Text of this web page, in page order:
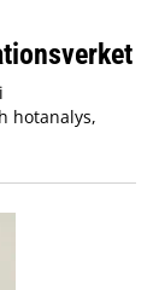
hotanalys,